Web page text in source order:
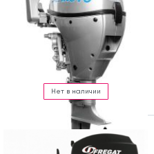
Нет в наличии